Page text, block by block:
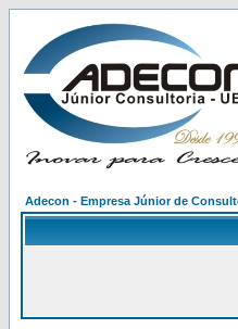
Adecon - Empresa Júnior de